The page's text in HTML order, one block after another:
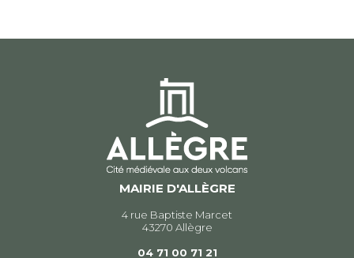
MAIRIE D'ALLÈGRE
4 rue Baptiste Marcet
43270 Allègre
04 71 00 71 21